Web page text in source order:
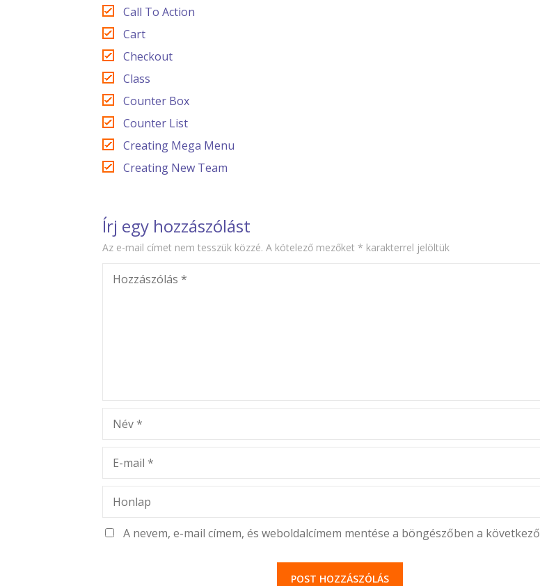
Call To Action
Cart
Checkout
Class
Counter Box
Counter List
Creating Mega Menu
Creating New Team
Írj egy hozzászólást
Az e-mail címet nem tesszük közzé. A kötelező mezőket * karakterrel jelöltük
Hozzászólás *
Név*
E-mail *
Honlap
A nevem, e-mail címem, és weboldalcímem mentése a böngészőben a következő